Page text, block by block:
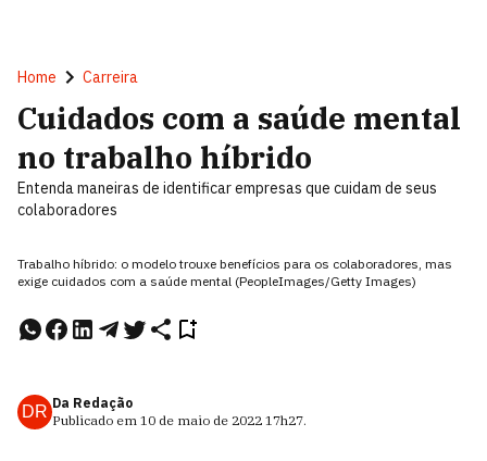
Home Carreira
Cuidados com a saúde mental
no trabalho híbrido
Entenda maneiras de identificar empresas que cuidam de seus
colaboradores
Trabalho híbrido: o modelo trouxe benefícios para os colaboradores, mas
exige cuidados com a saúde mental (PeopleImages/Getty Images)
DR Da Redação
Publicado em 10 de maio de 2022 17h27.